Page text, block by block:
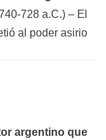
728 a.C.) – El
al poder asirio
argentino que